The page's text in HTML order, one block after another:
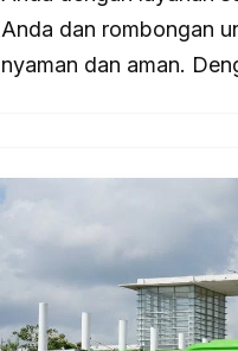
Anda dan rombongan
nyaman dan aman.